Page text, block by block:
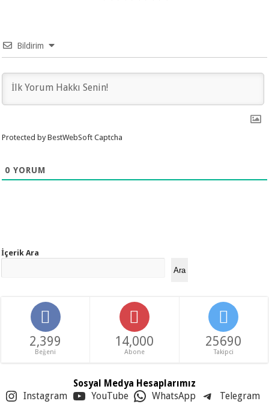
Bildirim
Protected by BestWebSoft Captcha
0 YORUM
İçerik Ara
Ara
2,399
Beğeni
14,000
Abone
25690
Takipci
Sosyal Medya Hesaplarımız
Instagram YouTube WhatsApp
Telegram